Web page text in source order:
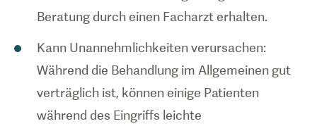
Beratung durch einen Facharzt erhalten.
Kann Unannehmlichkeiten verursachen:
Während die Behandlung im Allgemeinen gut
verträglich ist, können einige Patienten
während des Eingriffs leichte